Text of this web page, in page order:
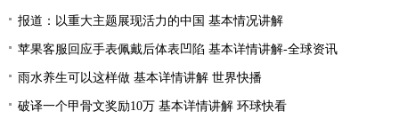
报道：以重大主题展现活力的中国 基本情况讲解
苹果客服回应手表佩戴后体表凹陷 基本详情讲解-全球资讯
雨水养生可以这样做 基本详情讲解 世界快播
破译一个甲骨文奖励10万 基本详情讲解 环球快看